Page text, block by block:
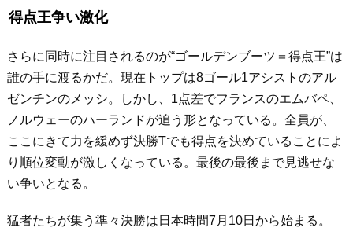
得点王争い激化
さらに同時に注目されるのが“ゴールデンブーツ＝得点王”は
誰の手に渡るかだ。現在トップは8ゴール1アシストのアル
ゼンチンのメッシ。しかし、1点差でフランスのエムバペ、
ノルウェーのハーランドが追う形となっている。全員が、
ここにきて力を緩めず決勝Tでも得点を決めていることによ
り順位変動が激しくなっている。最後の最後まで見逃せな
い争いとなる。
猛者たちが集う準々決勝は日本時間7月10日から始まる。